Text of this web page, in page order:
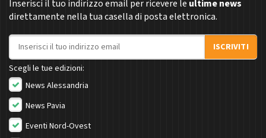
Inserisci il tuo indirizzo email per ricevere le ultime news
direttamente nella tua casella di posta elettronica.
Indirizzo email
ISCRIVITI
Scegli le tue edizioni:
News Alessandria
News Pavia
Eventi Nord-Ovest